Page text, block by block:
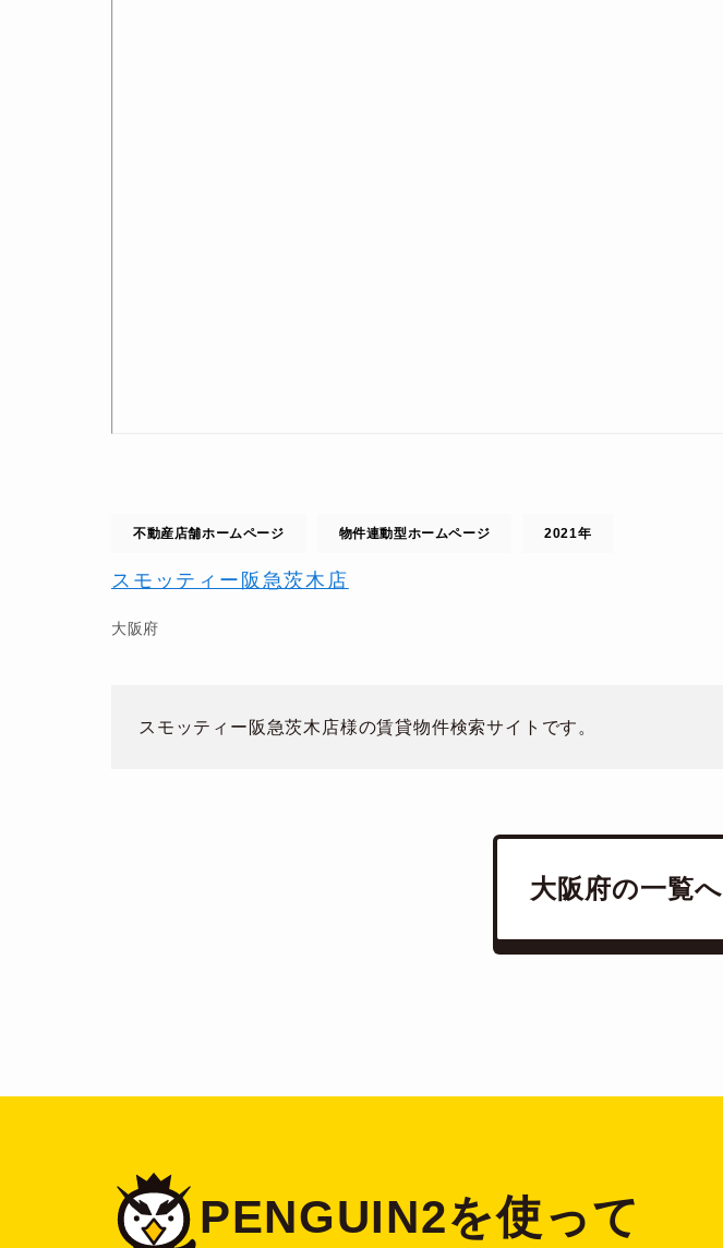
不動産店舗ホームページ 物件連動型ホームページ 2021年
スモッティー阪急茨木店
大阪府
スモッティー阪急茨木店様の賃貸物件検索サイトです。
大阪府の一覧へ
PENGUIN2を使って